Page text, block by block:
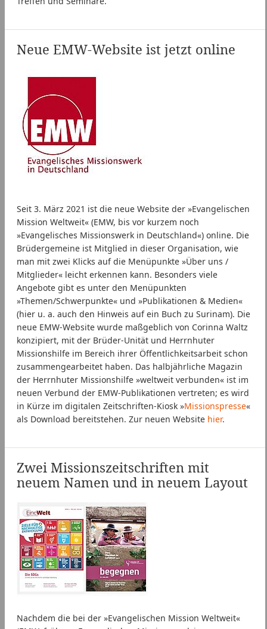
Neue EMW-Website ist jetzt online
Seit 3. März 2021 ist die neue Website der »Evangelischen
Mission Weltweit« (EMW, bis vor kurzem noch
»Evangelisches Missionswerk in Deutschland«) online. Die
Brüdergemeine ist Mitglied in dieser Organisation, wie
man mit zwei Klicks auf die Menüpunkte »Über uns /
Mitglieder« leicht erkennen kann. Besonders viele
Angebote gibt es unter den Menüpunkten
»Themen/Schwerpunkte« und »Publikationen & Medien«
(hier u. a. auch den Hinweis auf ein Buch zu Surinam). Die
neue EMW-Website wurde maßgeblich von Corinna Waltz
konzipiert, mit der Brüder-Unität und Herrnhuter
Missionshilfe im Bereich ihrer Öffentlichkeitsarbeit schon
zusammengearbeitet haben. Das halbjährliche Magazin
der Herrnhuter Missionshilfe »weltweit verbunden« ist im
neuen Verbund der EMW-Publikationen vertreten; es wird
in Kürze im digitalen Zeitschriften-Kiosk »Missionspresse«
als Download bereitstehen. Zur neuen Website hier.
Zwei Missionszeitschriften mit
neuem Namen und in neuem Layout
Nachdem die bei der »Evangelischen Mission Weltweit«